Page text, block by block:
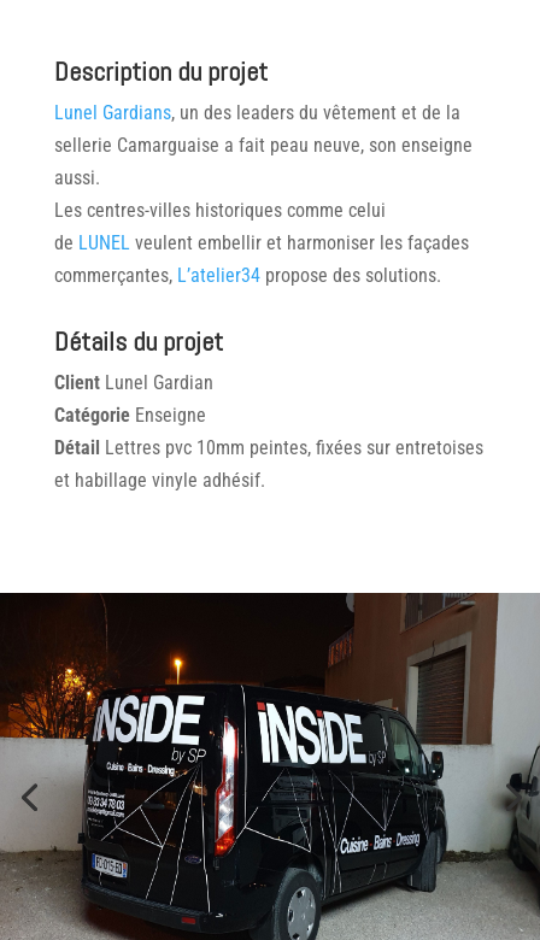
Description du projet
Lunel Gardians, un des leaders du vêtement et de la
sellerie Camarguaise a fait peau neuve, son enseigne
aussi.
Les centres-villes historiques comme celui
de LUNELveulent embellir et harmoniser les façades
commerçantes, L’atelier34propose des solutions.
Détails du projet
Client Lunel Gardian
Catégorie Enseigne
Détail Lettres pvc 10mm peintes, fixées sur entretoises
et habillage vinyle adhésif.